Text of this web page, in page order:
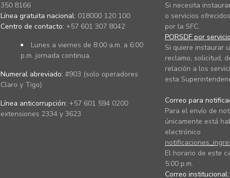
350 8166
Línea gratuita nacional: 018000 120 100
Centro de contacto: +57 601 307 8042
Lunes a viernes de 8:00 a.m. a 6:00
p.m. jornada continua.
Numeral abreviado: #903 (solo operadores
Claro y Tigo)
Línea anticorrupción: +57 601 594 0200
extensiones 2334 y 3623
Si necesita
o servicios
por la SFC.
PQRSDF por
Si quiere instaurar
reclamo, solicitud,
relación a los
esta
Correo para
Para el envío de
únicamente está
electrónico
El horario de este
5:00 p.m.
Correo institucional: